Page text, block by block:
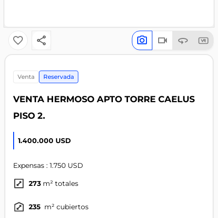
venta Reservada
VENTA HERMOSO APTO TORRE CAELUS
PISO 2.
1.400.000 USD
Expensas : 1.750 USD
273 m² totales
235 m² cubiertos